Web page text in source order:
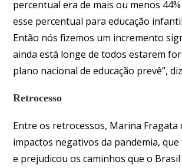
percentual era de mais ou menos 44%
esse percentual para educação
Então nós fizemos um incremento
ainda está longe de todos estarem
plano nacional de educação prevê”,
Retrocesso
Entre os retrocessos, Marina Fragata
impactos negativos da pandemia,
e prejudicou os caminhos que o